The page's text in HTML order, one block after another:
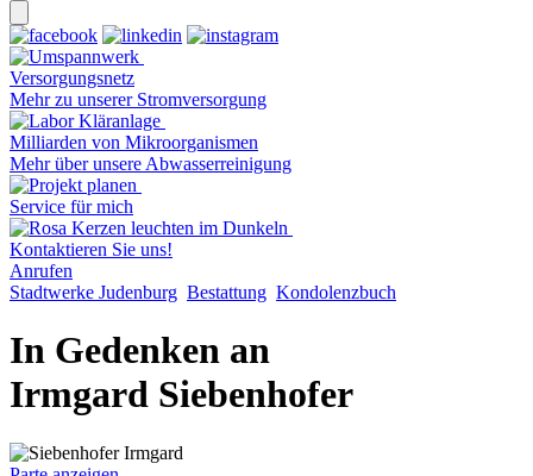
Versorgungsnetz
Mehr zu unserer Stromversorgung
Milliarden von Mikroorganismen
Mehr über unsere Abwasserreinigung
Service für mich
Kontaktieren Sie uns!
Anrufen
Stadtwerke Judenburg Bestattung Kondolenzbuch
In Gedenken an
Irmgard Siebenhofer